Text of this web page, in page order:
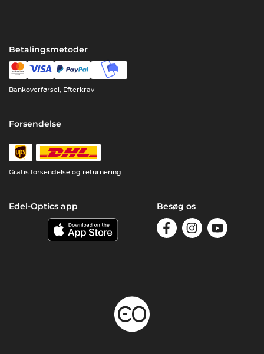
Betalingsmetoder
Bankoverførsel, Efterkrav
Forsendelse
Gratis forsendelse og returnering
Edel-Optics app Besøg os